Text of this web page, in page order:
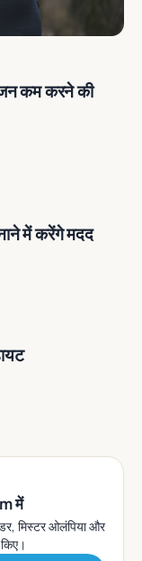
कम करने की
में करेंगे मदद
में
मिस्टर ओलंपिया और